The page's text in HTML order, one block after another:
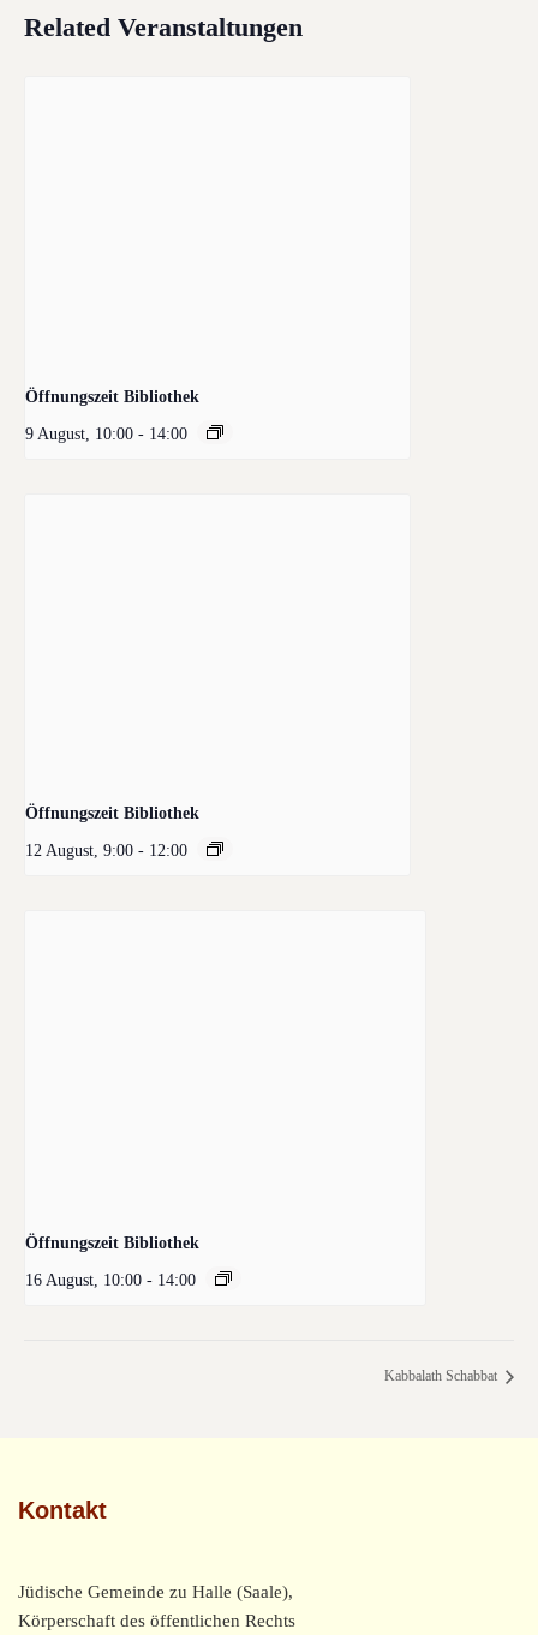
Related Veranstaltungen
Öffnungszeit Bibliothek
9 August, 10:00 - 14:00
Öffnungszeit Bibliothek
12 August, 9:00 - 12:00
Öffnungszeit Bibliothek
16 August, 10:00 - 14:00
Kabbalath Schabbat
Kontakt
Jüdische Gemeinde zu Halle (Saale),
Körperschaft des öffentlichen Rechts